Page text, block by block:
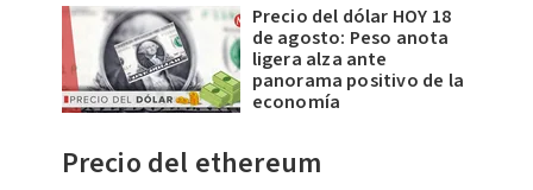
Precio del dólar HOY 18
de agosto: Peso anota
ligera alza ante
panorama positivo de la
economía
Precio del ethereum